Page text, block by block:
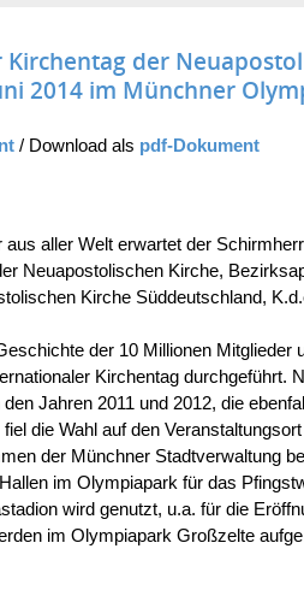
der
2014 im Münchner
/ Download als pdf-Dokument
aus aller Welt erwartet der
Neuapostolischen Kirche,
Kirche Süddeutschland,
der 10 Millionen Mitglieder
Kirchentag durchgeführt.
Jahren 2011 und 2012, die
die Wahl auf den
der Münchner Stadtverwaltung
im Olympiapark für das
wird genutzt, u.a. für die
im Olympiapark Großzelte